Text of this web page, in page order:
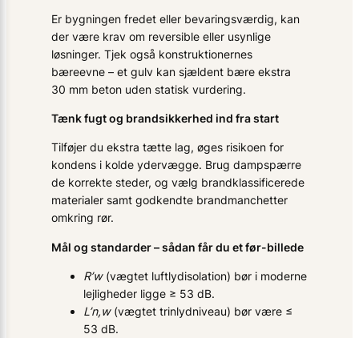
Er bygningen fredet eller bevaringsværdig, kan
der være krav om reversible eller usynlige
løsninger. Tjek også konstruktionernes
bæreevne – et gulv kan sjældent bære ekstra
30 mm beton uden statisk vurdering.
Tænk fugt og brandsikkerhed ind fra start
Tilføjer du ekstra tætte lag, øges risikoen for
kondens i kolde ydervægge. Brug dampspærre
de korrekte steder, og vælg brandklassificerede
materialer samt godkendte brandmanchetter
omkring rør.
Mål og standarder – sådan får du et før-billede
R’w(vægtet luftlydisolation) bør i moderne
lejligheder ligge ≥ 53 dB.
L’n,w(vægtet trinlydniveau) bør være ≤
53 dB.